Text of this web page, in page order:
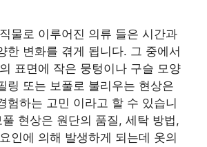
물로 이루어진 의류 들은 시간과
한 변화를 겪게 됩니다. 그 중에서
표면에 작은 뭉텅이나 구슬 모양
링 또는 보풀로 불리우는 현상은
험하는 고민 이라고 할 수 있습니
현상은 원단의 품질, 세탁 방법,
인에 의해 발생하게 되는데 옷의